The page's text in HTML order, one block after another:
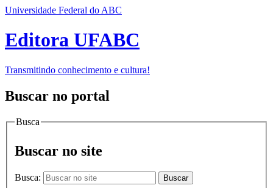
Universidade Federal do ABC
Editora UFABC
Transmitindo conhecimento e cultura!
Buscar no portal
Busca
Buscar no site
Busca: Buscar